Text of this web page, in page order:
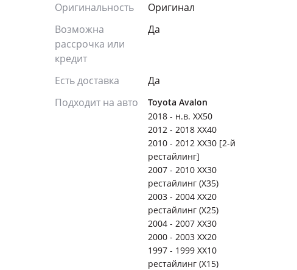
Оригинальность
Оригинал
Возможна
рассрочка или
кредит
Да
Есть доставка
Да
Подходит на авто
Toyota Avalon
2018 - н.в. XX50
2012 - 2018 XX40
2010 - 2012 XX30 [2-й
рестайлинг]
2007 - 2010 XX30
рестайлинг (X35)
2003 - 2004 XX20
рестайлинг (X25)
2004 - 2007 XX30
2000 - 2003 XX20
1997 - 1999 XX10
рестайлинг (X15)